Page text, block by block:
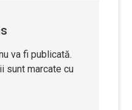
va fi publicată.
sunt marcate cu